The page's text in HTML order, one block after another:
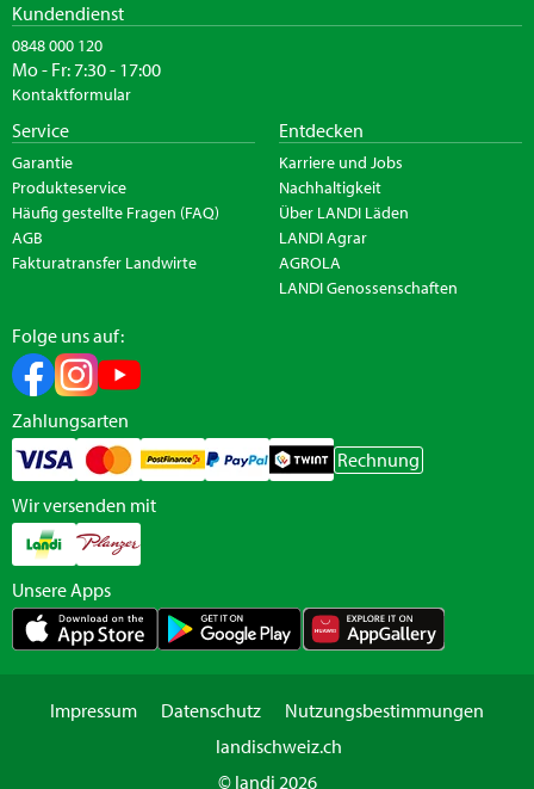
Kundendienst
0848 000 120
Mo - Fr: 7:30 - 17:00
Kontaktformular
Service
Garantie
Produkteservice
Häufig gestellte Fragen (FAQ)
AGB
Fakturatransfer Landwirte
Entdecken
Karriere und Jobs
Nachhaltigkeit
Über LANDI Läden
LANDI Agrar
AGROLA
LANDI Genossenschaften
Folge uns auf:
Zahlungsarten
Rechnung
Wir versenden mit
Unsere Apps
Impressum Datenschutz
Nutzungsbestimmungen
landischweiz.ch
© landi 2026